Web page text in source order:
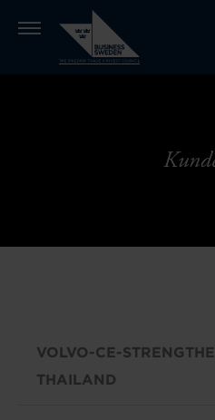
VOLVO-CE-
THAILAND